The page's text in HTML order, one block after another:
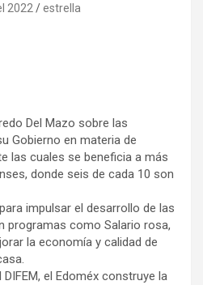
2022 estrella
Del Mazo sobre las
Gobierno en materia de
las cuales se beneficia a más
donde seis de cada 10 son
impulsar el desarrollo de las
programas como Salario rosa,
la economía y calidad de
el Edoméx construye la